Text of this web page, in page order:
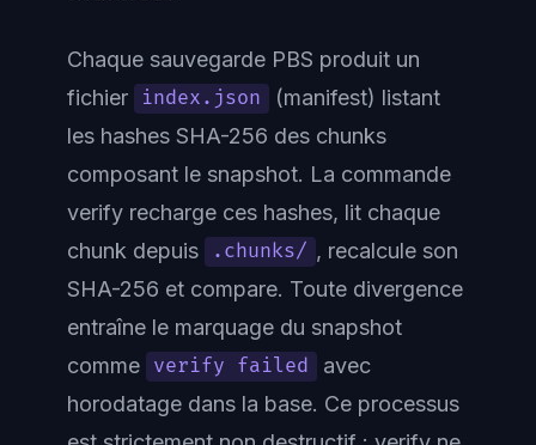
Chaque sauvegarde PBS produit un
fichier
index.json
(manifest) listant
les hashes SHA-256 des chunks
composant le snapshot. La commande
verify recharge ces hashes, lit chaque
chunk depuis
.chunks/ , recalcule son
SHA-256 et compare. Toute divergence
entraîne le marquage du snapshot
comme verify failed
avec
horodatage dans la base. Ce processus